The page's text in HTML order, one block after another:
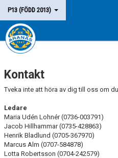
P13 (FÖDD 2013)
HEM
LAGET
MATCHER
KONTAKT
Kontakt
Tveka inte att höra av dig till oss om
Ledare
Maria Udén Lohnér (0736-003791)
Jacob Hillhammar (0735-428863)
Henrik Bladlund (0705-367970)
Marcus Alm (0707-584878)
Lotta Robertsson (0704-242579)